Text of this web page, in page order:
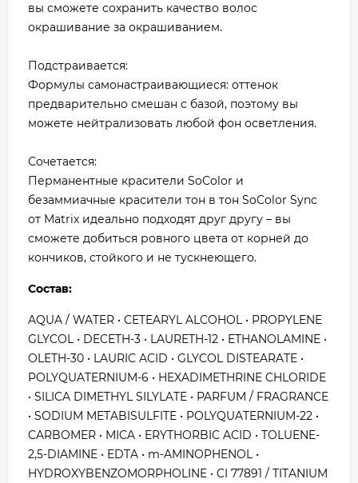
вы сможете сохранить качество волос
окрашивание за окрашиванием.
Подстраивается:
Формулы самонастраивающиеся: оттенок
предварительно смешан с базой, поэтому вы
можете нейтрализовать любой фон осветления.
Сочетается:
Перманентные красители SoColor и
безаммиачные красители тон в тон SoColor Sync
от Matrix идеально подходят друг другу – вы
сможете добиться ровного цвета от корней до
кончиков, стойкого и не тускнеющего.
Состав:
AQUA / WATER • CETEARYL ALCOHOL • PROPYLENE
GLYCOL • DECETH-3 • LAURETH-12 • ETHANOLAMINE •
OLETH-30 • LAURIC ACID • GLYCOL DISTEARATE •
POLYQUATERNIUM-6 • HEXADIMETHRINE CHLORIDE
• SILICA DIMETHYL SILYLATE • PARFUM / FRAGRANCE
• SODIUM METABISULFITE • POLYQUATERNIUM-22 •
CARBOMER • MICA • ERYTHORBIC ACID • TOLUENE-
2,5-DIAMINE • EDTA • m-AMINOPHENOL •
HYDROXYBENZOMORPHOLINE • CI 77891 / TITANIUM